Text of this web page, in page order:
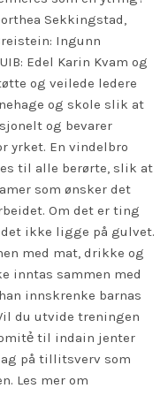
Sekkingstad,
Ingunn
Edel Karin Kvam og
og veilede ledere
og skole slik at
og bevarer
yrket. En vindelbro
til alle berørte, slik at
som ønsker det
Om det er ting
ikke ligge på gulvet.
med mat, drikke og
inntas sammen med
innskrenke barnas
du utvide treningen
til indain jenter
på tillitsverv som
Les mer om